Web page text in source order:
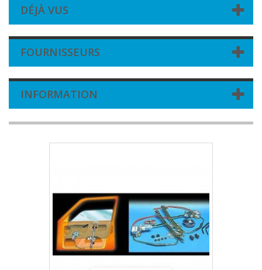
DÉJÀ VUS
FOURNISSEURS
INFORMATION